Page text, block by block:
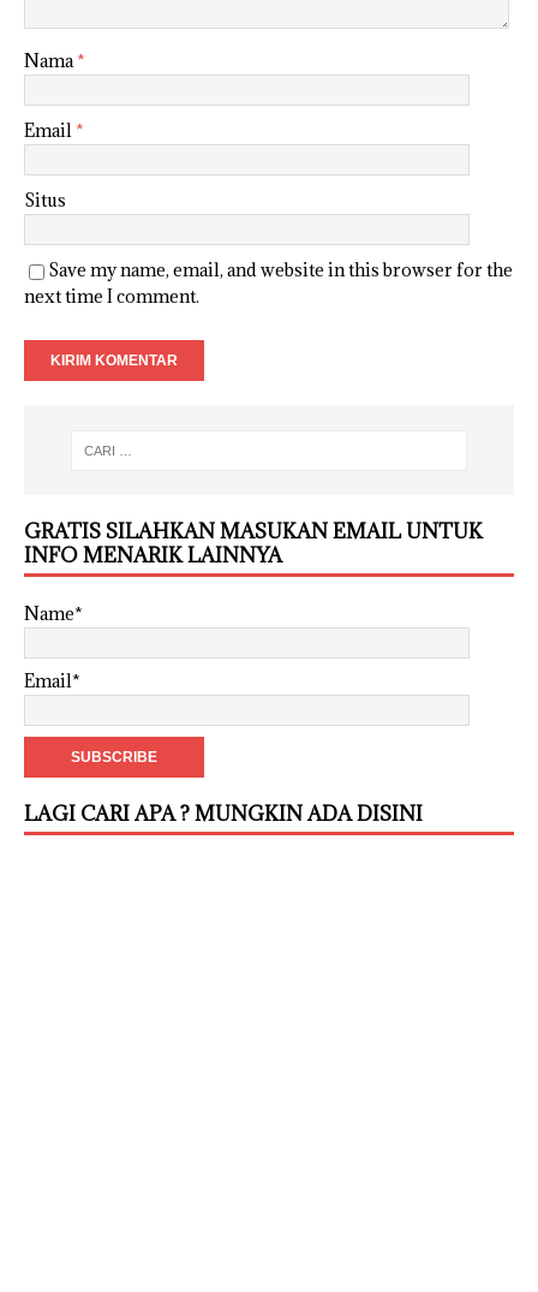
Nama*
Email *
Situs
Save my name, email, and website in this browser for the
next time I comment.
GRATIS SILAHKAN MASUKAN EMAIL UNTUK
INFO MENARIK LAINNYA
Name*
Email*
LAGI CARI APA ? MUNGKIN ADA DISINI